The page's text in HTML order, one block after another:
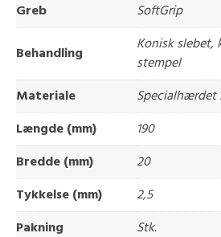
Greb
SoftGrip
Behandling
Konisk slebet,
stempel
Materiale
Specialhærdet
Længde (mm)
190
Bredde (mm)
20
Tykkelse (mm)
2,5
Pakning
Stk.